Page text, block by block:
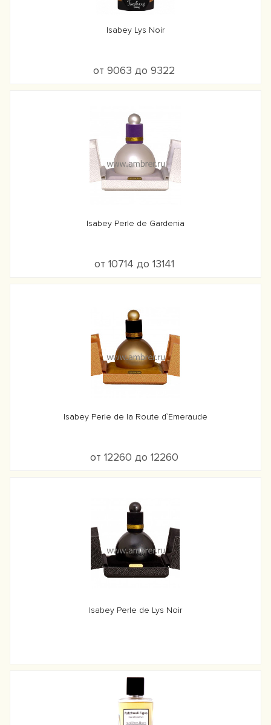
Isabey Lys Noir
от 9063 до 9322
Isabey Perle de Gardenia
от 10714 до 13141
Isabey Perle de la Route d`Emeraude
от 12260 до 12260
Isabey Perle de Lys Noir